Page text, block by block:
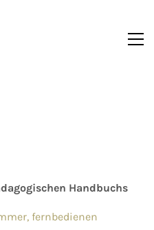
Handbuchs
fernbedienen